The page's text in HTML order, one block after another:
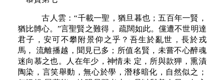
古人雲：“千載一聖，猶旦暮也；五百年一賢，
猶比髆心。”言聖賢之難得， 疏闊如此。儻遭不世明達
君子，安可不攀附景仰之乎？吾生於亂世，長於戎
馬， 流離播越，聞見已多；所值名賢，未嘗不心醉魂
迷向慕之也。人在年少，神情未 定，所與款狎，熏漬
陶染，言笑舉動，無心於學，潛移暗化，自然似之；